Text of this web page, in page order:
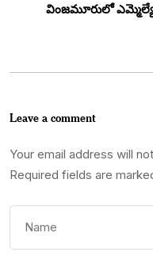
వింజమూరులో
Leave a comment
Your email address will
Required fields are